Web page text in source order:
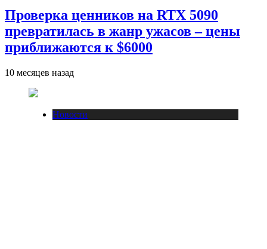
Проверка ценников на RTX 5090
превратилась в жанр ужасов – цены
приближаются к $6000
10 месяцев назад
Новости